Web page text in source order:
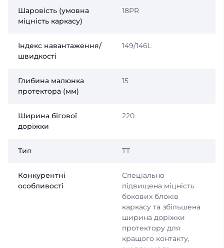
Шаровість (умовна
міцність каркасу)
18PR
Індекс навантаження/
швидкості
149/146L
Глибина малюнка
протектора (мм)
15
Ширина бігової
доріжки
220
Тип TT
Конкурентні
особливості
Спеціально
підвищена міцність
бокових блоків
каркасу та збільшена
ширина доріжки
протектору для
кращого контакту,